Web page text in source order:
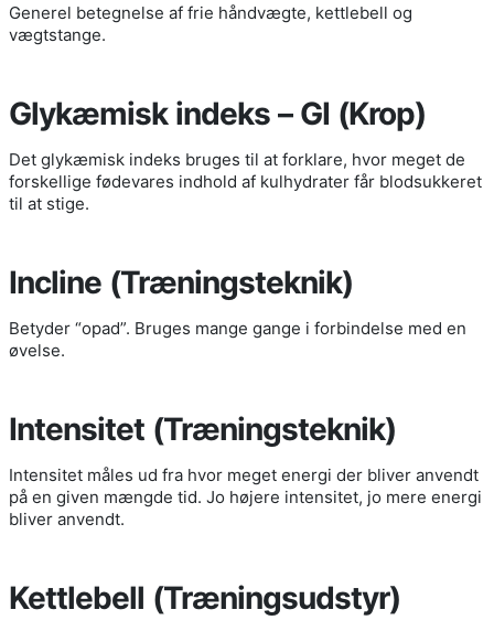
Generel betegnelse af frie håndvægte, kettlebell og
vægtstange.
Glykæmisk indeks – GI (Krop)
Det glykæmisk indeks bruges til at forklare, hvor meget de
forskellige fødevares indhold af kulhydrater får blodsukkeret
til at stige.
Incline (Træningsteknik)
Betyder “opad”. Bruges mange gange i forbindelse med en
øvelse.
Intensitet (Træningsteknik)
Intensitet måles ud fra hvor meget energi der bliver anvendt
på en given mængde tid. Jo højere intensitet, jo mere energi
bliver anvendt.
Kettlebell (Træningsudstyr)